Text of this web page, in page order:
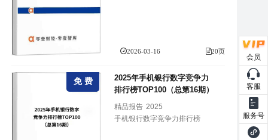
2026-03-16 20页
免 费
2025年手机银行数字竞争力
排行榜TOP100（总第16期）
精品报告 2025
手机银行数字竞争力排行榜
会员
客服
服务号